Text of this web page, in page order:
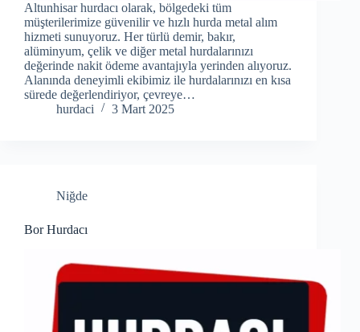
Altunhisar hurdacı olarak, bölgedeki tüm
müşterilerimize güvenilir ve hızlı hurda metal alım
hizmeti sunuyoruz. Her türlü demir, bakır,
alüminyum, çelik ve diğer metal hurdalarınızı
değerinde nakit ödeme avantajıyla yerinden alıyoruz.
Alanında deneyimli ekibimiz ile hurdalarınızı en kısa
sürede değerlendiriyor, çevreye…
hurdaci
3 Mart 2025
Niğde
Bor Hurdacı